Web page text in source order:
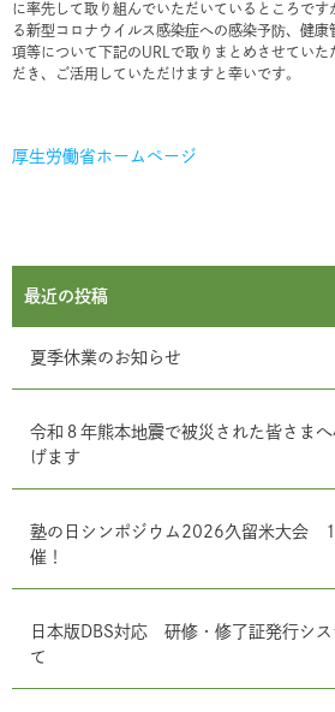
に率先して取り組んでいただいているところで
る新型コロナウイルス感染症への感染予防、健
項等について下記のURLで取りまとめさせていた
だき、ご活用していただけますと幸いです。
厚生労働省ホームページ
最近の投稿
夏季休業のお知らせ
令和８年熊本地震で被災された皆さま
げます
塾の日シンポジウム2026久留米大会
催！
日本版DBS対応 研修・修了証発行シ
て